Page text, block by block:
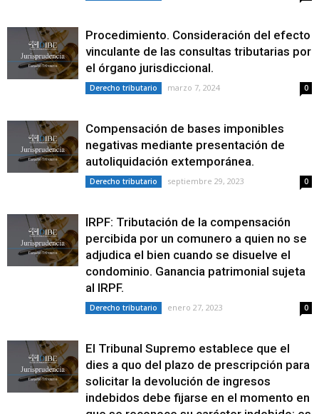
Procedimiento. Consideración del efecto
vinculante de las consultas tributarias por
el órgano jurisdiccional.
Derecho tributario marzo 7, 2024 0
Compensación de bases imponibles
negativas mediante presentación de
autoliquidación extemporánea.
Derecho tributario septiembre 29, 2023 0
IRPF: Tributación de la compensación
percibida por un comunero a quien no se
adjudica el bien cuando se disuelve el
condominio. Ganancia patrimonial sujeta
al IRPF.
Derecho tributario enero 27, 2023 0
El Tribunal Supremo establece que el
dies a quo del plazo de prescripción para
solicitar la devolución de ingresos
indebidos debe fijarse en el momento en